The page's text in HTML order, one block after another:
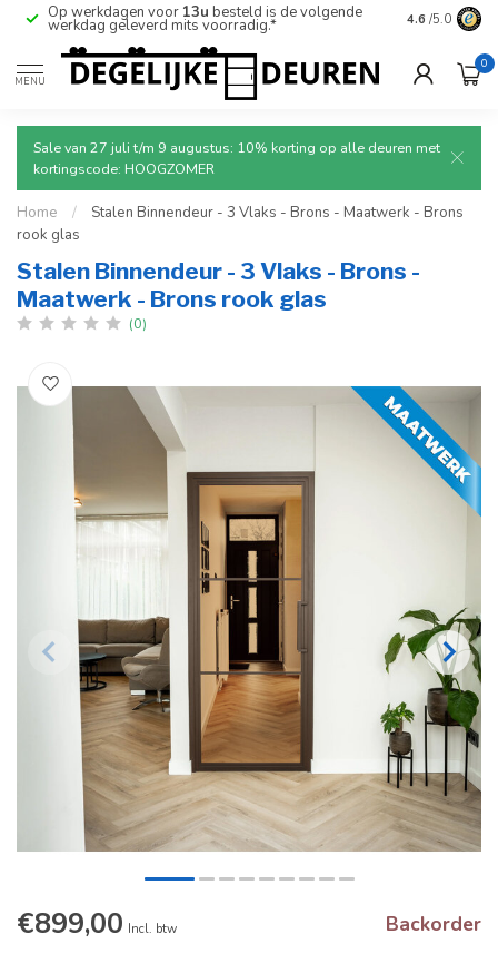
Op werkdagen voor 13u besteld is de volgende
werkdag geleverd mits voorradig.*
Ruim aanbod
deuren.
4.6 /5.0
MENU
0
Sale van 27 juli t/m 9 augustus: 10% korting op alle deuren met
kortingscode: HOOGZOMER
Home /
Stalen Binnendeur - 3 Vlaks - Brons - Maatwerk - Brons
rook glas
Stalen Binnendeur - 3 Vlaks - Brons -
Maatwerk - Brons rook glas
(0)
€899,00 Incl. btw Backorder